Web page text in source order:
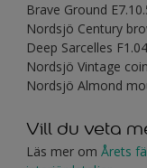
Brave Ground
Nordsjö Century
Deep Sarcelles
Nordsjö Vintage
Nordsjö Almond
Vill du veta
Läs mer om Årets